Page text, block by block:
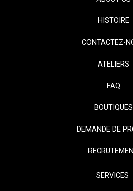
HISTOIRE
CONTACTEZ-
ATELIERS
FAQ
BOUTIQUES
DEMANDE DE
SERVICES